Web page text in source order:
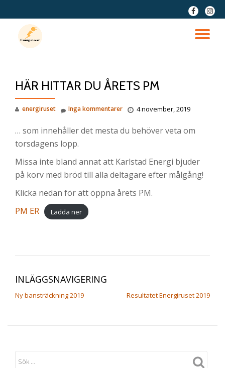
innehåll
fa-
facebook
fa-
HÄR HITTAR DU ÅRETS PM
energiruset 4 november, 2019
Inga kommentarer
… som innehåller det mesta du behöver veta om
torsdagens lopp.
Missa inte bland annat att Karlstad Energi bjuder
på korv med bröd till alla deltagare efter målgång!
Klicka nedan för att öppna årets PM.
PM ER
Ladda ner
INLÄGGSNAVIGERING
Ny bansträckning 2019 Resultatet Energiruset 2019